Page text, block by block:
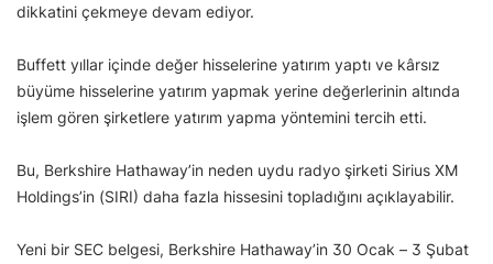
dikkatini çekmeye devam ediyor.
Buffett yıllar içinde değer hisselerine yatırım yaptı ve kârsız
büyüme hisselerine yatırım yapmak yerine değerlerinin altında
işlem gören şirketlere yatırım yapma yöntemini tercih etti.
Bu, Berkshire Hathaway’in neden uydu radyo şirketi Sirius XM
Holdings’in (SIRI) daha fazla hissesini topladığını açıklayabilir.
Yeni bir SEC belgesi, Berkshire Hathaway’in 30 Ocak – 3 Şubat